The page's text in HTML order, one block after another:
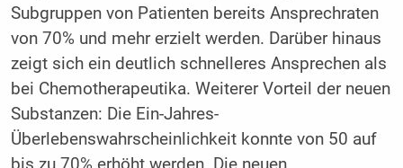
Subgruppen von Patienten bereits Ansprechraten
von 70% und mehr erzielt werden. Darüber hinaus
zeigt sich ein deutlich schnelleres Ansprechen als
bei Chemotherapeutika. Weiterer Vorteil der neuen
Substanzen: Die Ein-Jahres-
Überlebenswahrscheinlichkeit konnte von 50 auf